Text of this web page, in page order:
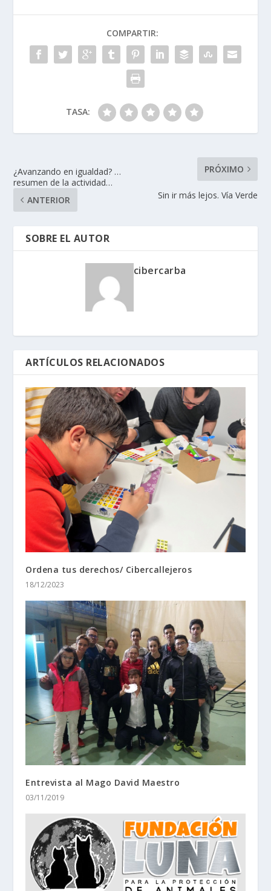
COMPARTIR:
TASA:
¿Avanzando en igualdad? …
resumen de la actividad…
ANTERIOR
PRÓXIMO
Sin ir más lejos. Vía Verde
SOBRE EL AUTOR
cibercarba
ARTÍCULOS RELACIONADOS
Ordena tus derechos/ Cibercallejeros
18/12/2023
Entrevista al Mago David Maestro
03/11/2019